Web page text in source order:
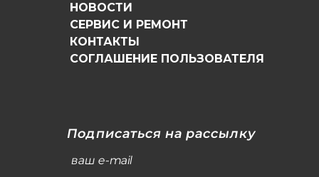
НОВОСТИ
СЕРВИС И РЕМОНТ
КОНТАКТЫ
СОГЛАШЕНИЕ ПОЛЬЗОВАТЕЛЯ
Подписаться на рассылку
ваш e-mail